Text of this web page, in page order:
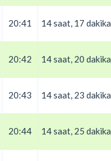
20:41 14 saat, 17 dakika
20:42 14 saat, 20 dakika
20:43 14 saat, 23 dakika
20:44 14 saat, 25 dakika